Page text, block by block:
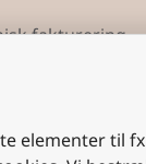
fakturering
elementer til